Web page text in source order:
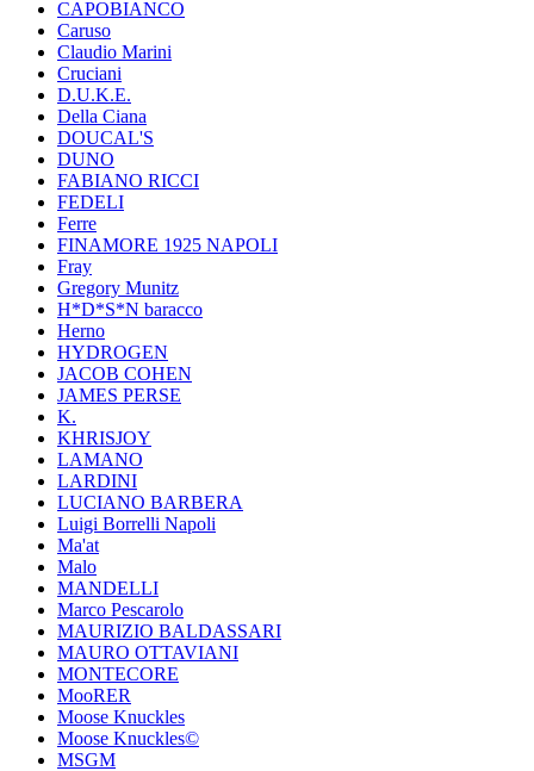
CAPOBIANCO
Caruso
Claudio Marini
Cruciani
D.U.K.E.
Della Ciana
DOUCAL'S
DUNO
FABIANO RICCI
FEDELI
Ferre
FINAMORE 1925 NAPOLI
Fray
Gregory Munitz
H*D*S*N baracco
Herno
HYDROGEN
JACOB COHEN
JAMES PERSE
K.
KHRISJOY
LAMANO
LARDINI
LUCIANO BARBERA
Luigi Borrelli Napoli
Ma'at
Malo
MANDELLI
Marco Pescarolo
MAURIZIO BALDASSARI
MAURO OTTAVIANI
MONTECORE
MooRER
Moose Knuckles
Moose Knuckles©️
MSGM